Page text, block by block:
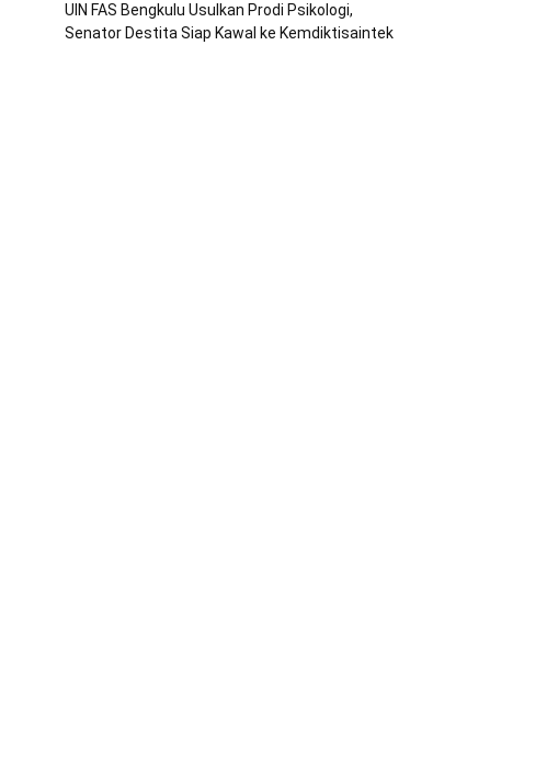
UIN FAS Bengkulu Usulkan Prodi Psikologi,
Senator Destita Siap Kawal ke Kemdiktisaintek